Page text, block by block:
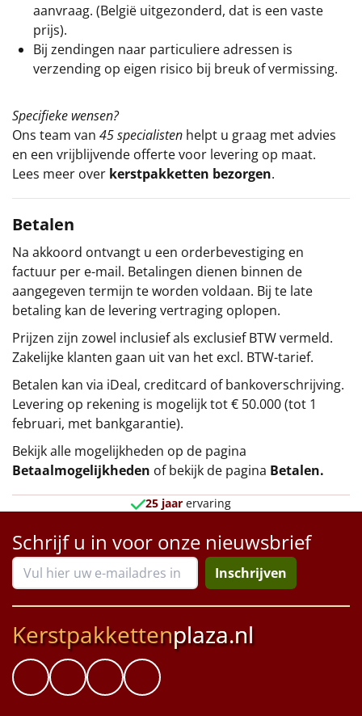
aanvraag. (België uitgezonderd, dat is een vaste
prijs).
Bij zendingen naar particuliere adressen is
verzending op eigen risico bij breuk of vermissing.
Specifieke wensen?
Ons team van 45 specialisten helpt u graag met advies
en een vrijblijvende offerte voor levering op maat.
Lees meer over kerstpakketten bezorgen.
Betalen
Na akkoord ontvangt u een orderbevestiging en
factuur per e-mail. Betalingen dienen binnen de
aangegeven termijn te worden voldaan. Bij te late
betaling kan de levering vertraging oplopen.
Prijzen zijn zowel inclusief als exclusief BTW vermeld.
Zakelijke klanten gaan uit van het excl. BTW-tarief.
Betalen kan via iDeal, creditcard of bankoverschrijving.
Levering op rekening is mogelijk tot € 50.000 (tot 1
februari, met bankgarantie).
Bekijk alle mogelijkheden op de pagina
Betaalmogelijkheden of bekijk de pagina Betalen.
25 jaar ervaring
Schrijf u in voor onze nieuwsbrief
Inschrijven
Kerstpakkettenplaza.nl